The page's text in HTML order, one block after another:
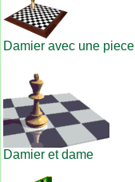
Damier avec une piece
Damier et dame